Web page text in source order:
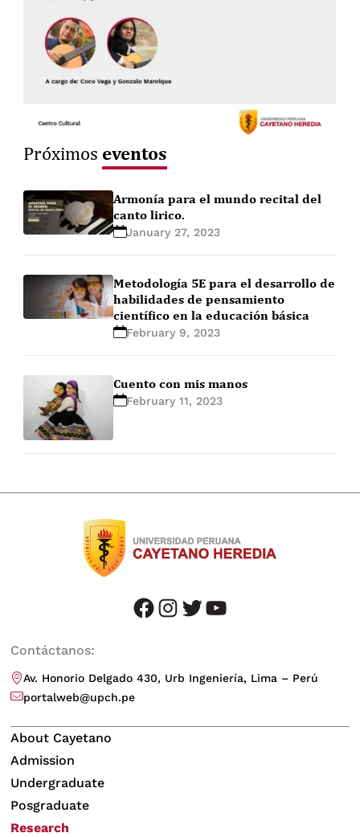
Próximos eventos
Armonía para el mundo recital del
canto lirico.
January 27, 2023
Metodología 5E para el desarrollo de
habilidades de pensamiento
científico en la educación básica
February 9, 2023
Cuento con mis manos
February 11, 2023
facebook instagram twitter youtube
Contáctanos:
Av. Honorio Delgado 430, Urb Ingeniería, Lima – Perú
portalweb@upch.pe
About Cayetano
Admission
Undergraduate
Posgraduate
Research